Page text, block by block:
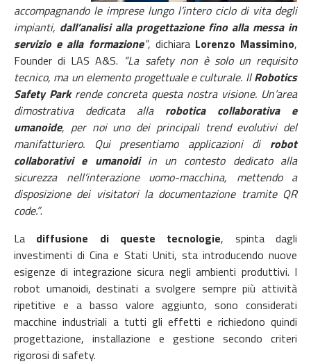
accompagnando le imprese lungo l’intero ciclo di vita degli
impianti, dall’analisi alla progettazione fino alla messa in
servizio e alla formazione”, dichiara Lorenzo Massimino,
Founder di LAS A&S. “La safety non è solo un requisito
tecnico, ma un elemento progettuale e culturale. IlRobotics
Safety Parkrende concreta questa nostra visione. Un’area
dimostrativa dedicata alla robotica collaborativa e
umanoide, per noi uno dei principali trend evolutivi del
manifatturiero. Qui presentiamo applicazioni di robot
collaborativi e umanoidiin un contesto dedicato alla
sicurezza nell’interazione uomo-macchina, mettendo a
disposizione dei visitatori la documentazione tramite QR
code.”.
La diffusione di queste tecnologie, spinta dagli
investimenti di Cina e Stati Uniti, sta introducendo nuove
esigenze di integrazione sicura negli ambienti produttivi. I
robot umanoidi, destinati a svolgere sempre più attività
ripetitive e a basso valore aggiunto, sono considerati
macchine industriali a tutti gli effetti e richiedono quindi
progettazione, installazione e gestione secondo criteri
rigorosi di safety.